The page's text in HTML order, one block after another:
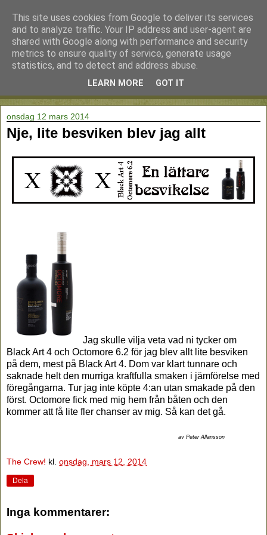
onsdag 12 mars 2014
Nje, lite besviken blev jag allt
Jag skulle vilja veta vad ni tycker om
Black Art 4 och Octomore 6.2 för jag blev allt lite besviken
på dem, mest på Black Art 4. Dom var klart tunnare och
saknade helt den murriga kraftfulla smaken i jämförelse med
föregångarna. Tur jag inte köpte 4:an utan smakade på den
först. Octomore fick med mig hem från båten och den
kommer att få lite fler chanser av mig. Så kan det gå.
av Peter Allansson
The Crew! kl. onsdag, mars 12, 2014
Dela
Inga kommentarer:
This site uses cookies from Google to deliver its services
and to analyze traffic. Your IP address and user-agent are
shared with Google along with performance and security
metrics to ensure quality of service, generate usage
statistics, and to detect and address abuse.
LEARN MORE GOT IT